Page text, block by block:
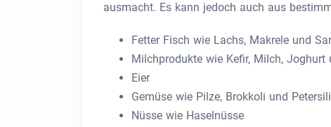
ausmacht. Es kann jedoch auch aus
Fetter Fisch wie Lachs, Makrele und
Milchprodukte wie Kefir, Milch, Joghurt
Eier
Gemüse wie Pilze, Brokkoli und
Nüsse wie Haselnüsse